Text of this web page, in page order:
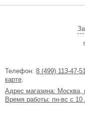
Телефон: 8 (499) 113-47-
карте.
Адрес магазина:
Время работы: пн-вс с 10